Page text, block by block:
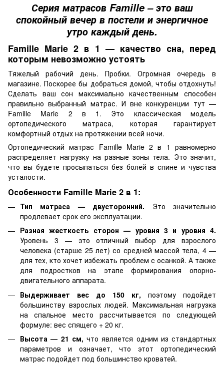
Серия матрасов Famille – это ваш
спокойный вечер в постели и энергичное
утро каждый день.
Famille Marie 2 в 1 — качество сна, перед
которым невозможно устоять
Тяжелый рабочий день. Пробки. Огромная очередь в
магазине. Поскорее бы добраться домой, чтобы отдохнуть!
Сделать ваш сон максимально качественным способен
правильно выбранный матрас. И вне конкуренции тут —
Famille Marie 2 в 1. Это классическая модель
ортопедического матраса, которая гарантирует
комфортный отдых на протяжении всей ночи.
Ортопедический матрас Famille Marie 2 в 1 равномерно
распределяет нагрузку на разные зоны тела. Это значит,
что вы будете просыпаться без болей в спине и чувства
усталости.
Особенности Famille Marie 2 в 1:
Тип матраса — двусторонний. Это значительно
продлевает срок его эксплуатации.
Разная жесткость сторон — уровня 3 и уровня 4.
Уровень 3 — это отличный выбор для взрослого
человека (старше 25 лет) со средней массой тела, 4 —
для тех, кто хочет избежать проблем с осанкой. А также
для подростков на этапе формирования опорно-
двигательного аппарата.
Выдерживает вес до 150 кг, поэтому подойдет
большинству взрослых людей. Максимальная нагрузка
на спальное место рассчитывается по следующей
формуле: вес спящего + 20 кг.
Высота — 21 см, что является одним из стандартных
параметров и означает, что этот ортопедический
матрас подойдет под большинство кроватей.